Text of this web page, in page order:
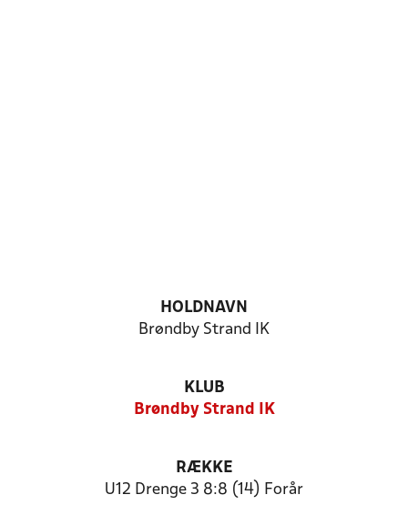
HOLDNAVN
Brøndby Strand IK
KLUB
Brøndby Strand IK
RÆKKE
U12 Drenge 3 8:8 (14) Forår